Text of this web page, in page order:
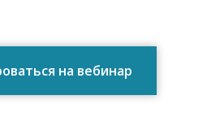
на вебинар